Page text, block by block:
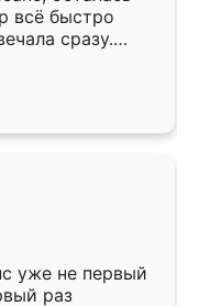
всё быстро
сразу.
подошёл к
Собрали
даже
уже не первый
раз